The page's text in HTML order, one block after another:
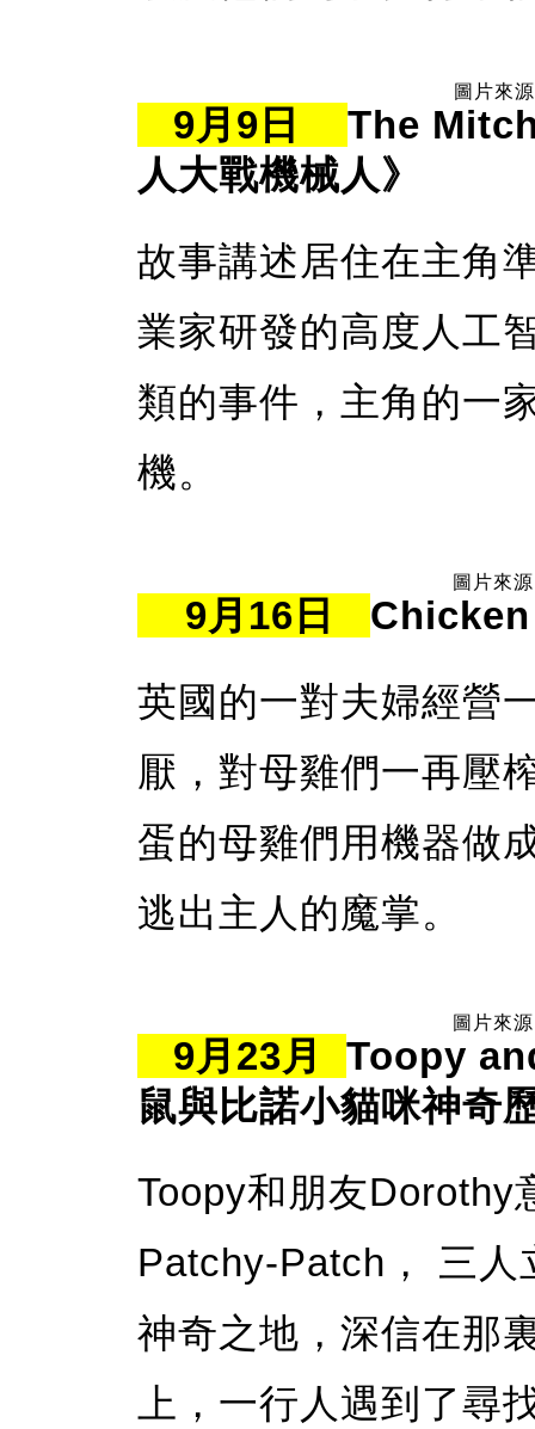
圖片來
9月9日 The
人大戰機械人》
故事講述居住在主角
業家研發的高度人工
類的事件，主角的一
機。
圖片來
9月16日
英國的一對夫婦經營
厭，對母雞們一再壓
蛋的母雞們用機器做
逃出主人的魔掌。
圖片來
9月23月 Toopy
鼠與比諾小貓咪神奇
Toopy和朋友Dorothy
Patchy-Patch， 三人
神奇之地，深信在那
上，一行人遇到了尋